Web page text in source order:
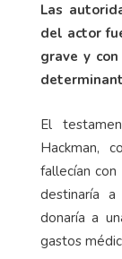
Las
del actor
grave y
El
Hackman,
fallecían
destinaría
donaría a
gastos